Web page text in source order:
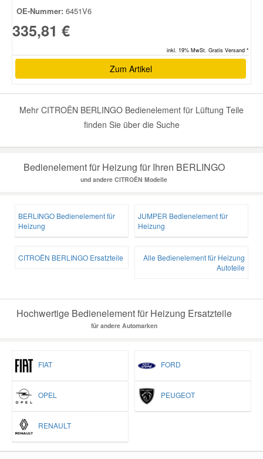
OE-Nummer: 6451V6
335,81 €
inkl. 19% MwSt. Gratis Versand *
Zum Artikel
Mehr CITROËN BERLINGO Bedienelement für Lüftung Teile
finden Sie über die Suche
Bedienelement für Heizung für Ihren BERLINGO
und andere CITROËN Modelle
BERLINGO Bedienelement für
Heizung
JUMPER Bedienelement für
Heizung
CITROËN BERLINGO Ersatzteile
Alle Bedienelement für Heizung
Autoteile
Hochwertige Bedienelement für Heizung Ersatzteile
für andere Automarken
FIAT FORD
OPEL PEUGEOT
RENAULT